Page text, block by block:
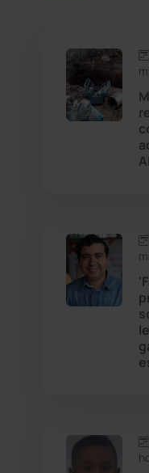
Caetité
Candiba
Cândido
Caturama
Chapada
Cordeiros